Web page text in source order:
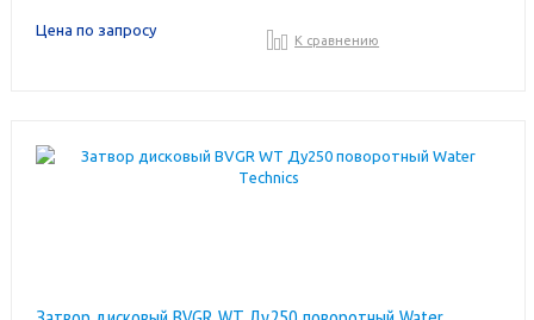
Цена по запросу
К сравнению